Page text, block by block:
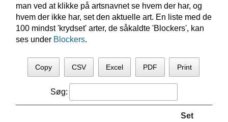
man ved at klikke på artsnavnet se hvem der har, og
hvem der ikke har, set den aktuelle art. En liste med de
100 mindst 'krydset' arter, de såkaldte 'Blockers', kan
ses under Blockers.
Copy CSV Excel PDF Print
Søg:
Set